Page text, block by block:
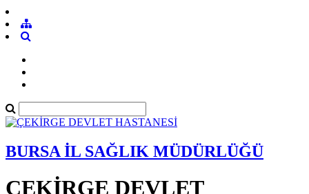
BURSA İL SAĞLIK MÜDÜRLÜĞÜ
ÇEKİRGE DEVLET